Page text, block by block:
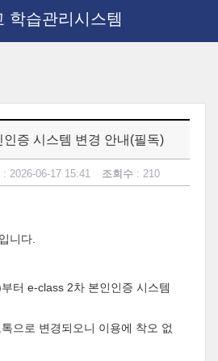
학습관리시스템
증 시스템 변경 안내(필독)
: 2026-06-17 15:41 조회수 : 210
니다.
터 e-class 2차 본인인증 시스템
으로 변경되오니 이용에 착오 없